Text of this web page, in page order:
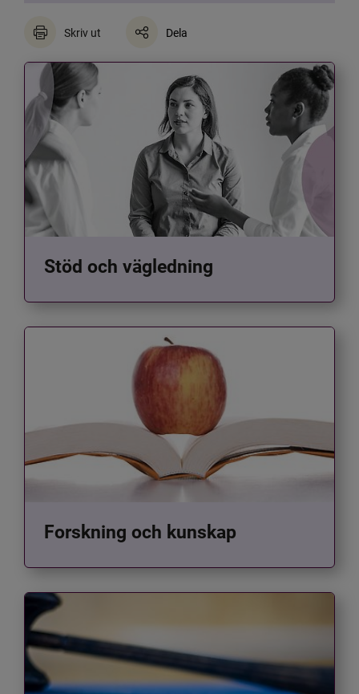
Skriv ut Dela
Stöd och vägledning
Forskning och kunskap